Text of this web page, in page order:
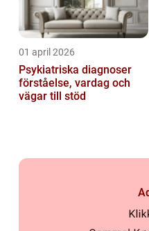
01 april 2026
Psykiatriska diagnoser
förståelse, vardag och
vägar till stöd